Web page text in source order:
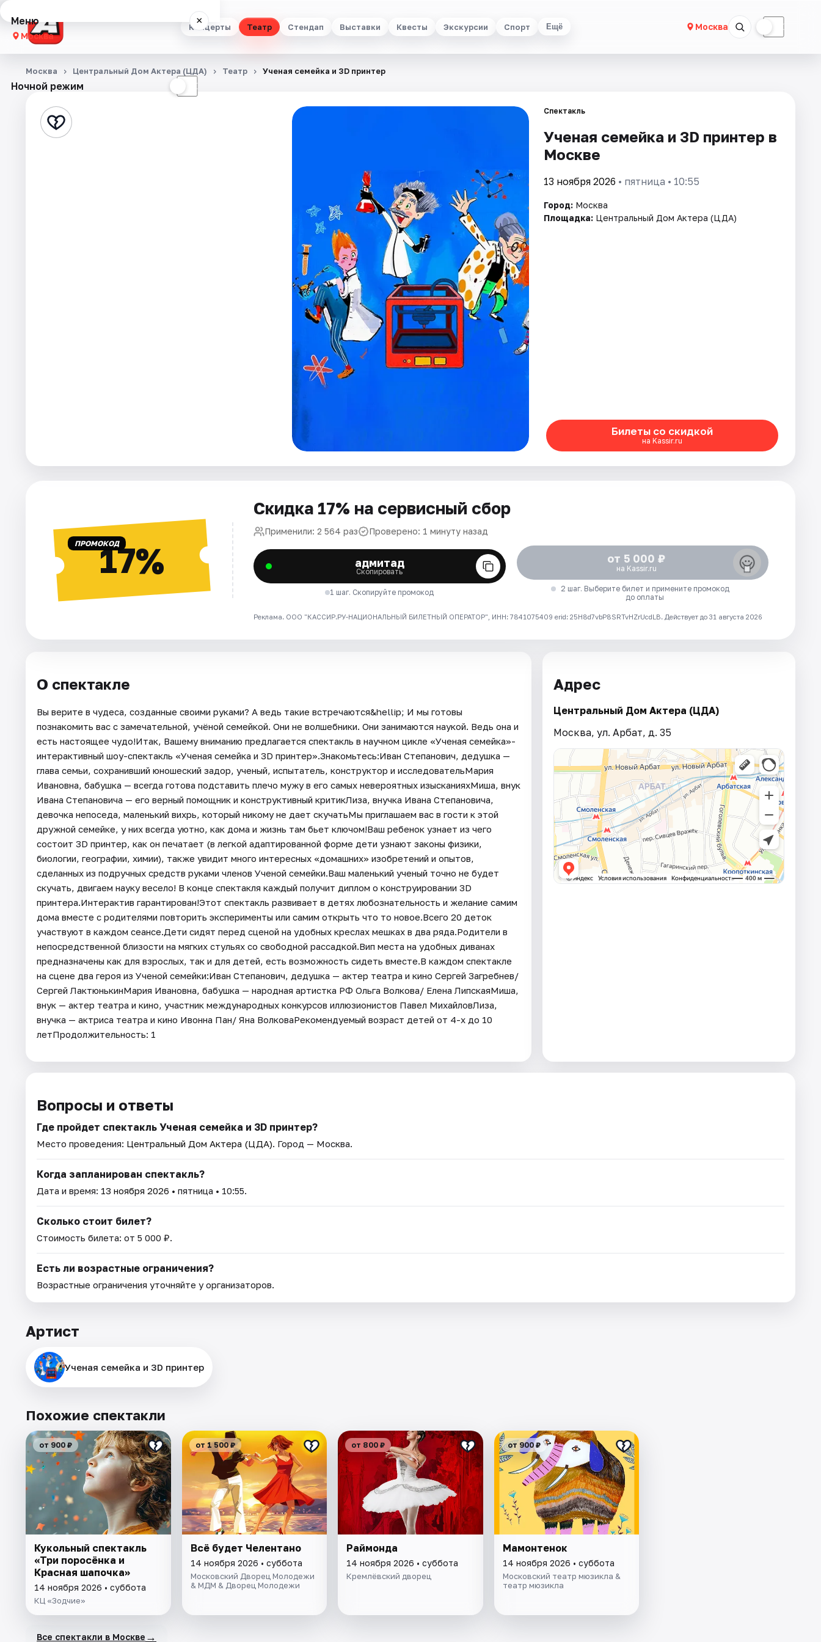
Концерты Театр Стендап Выставки Квесты Экскурсии Спорт Ещё Москва ☾
Меню ×
Москва
Концерты
Стендап
Ночной режим ☾
Москва Центральный Дом Актера (ЦДА) Театр Ученая семейка и 3D принтер
Спектакль
Ученая семейка и 3D принтер в
Москве
13 ноября 2026 • пятница • 10:55
Город: Москва
Площадка: Центральный Дом Актера (ЦДА)
Билеты со скидкой
на Kassir.ru
ПРОМОКОД17%
Скидка 17% на сервисный сбор
Применили: 2 564 раз Проверено: 1 минуту назад
адмитад
Скопировать
1 шаг. Скопируйте промокод
от 5 000 ₽
на Kassir.ru
2 шаг. Выберите билет и примените промокод
до оплаты
Реклама. ООО "КАССИР.РУ-НАЦИОНАЛЬНЫЙ БИЛЕТНЫЙ ОПЕРАТОР", ИНН: 7841075409 erid: 25H8d7vbP8SRTvHZrUcdLB. Действует до 31 августа 2026
О спектакле
Вы верите в чудеса, созданные своими руками? А ведь такие встречаются&hellip; И мы готовы
познакомить вас с замечательной, учёной семейкой. Они не волшебники. Они занимаются наукой. Ведь она и
есть настоящее чудо!Итак, Вашему вниманию предлагается спектакль в научном цикле «Ученая семейка»-
интерактивный шоу-спектакль «Ученая семейка и 3D принтер».Знакомьтесь:Иван Степанович, дедушка —
глава семьи, сохранивший юношеский задор, ученый, испытатель, конструктор и исследовательМария
Ивановна, бабушка — всегда готова подставить плечо мужу в его самых невероятных изысканияхМиша, внук
Ивана Степановича — его верный помощник и конструктивный критикЛиза, внучка Ивана Степановича,
девочка непоседа, маленький вихрь, который никому не дает скучатьМы приглашаем вас в гости к этой
дружной семейке, у них всегда уютно, как дома и жизнь там бьет ключом!Ваш ребенок узнает из чего
состоит 3D принтер, как он печатает (в легкой адаптированной форме дети узнают законы физики,
биологии, географии, химии), также увидит много интересных «домашних» изобретений и опытов,
сделанных из подручных средств руками членов Ученой семейки.Ваш маленький ученый точно не будет
скучать, двигаем науку весело! В конце спектакля каждый получит диплом о конструировании 3D
принтера.Интерактив гарантирован!Этот спектакль развивает в детях любознательность и желание самим
дома вместе с родителями повторить эксперименты или самим открыть что то новое.Всего 20 деток
участвуют в каждом сеансе.Дети сидят перед сценой на удобных креслах мешках в два ряда.Родители в
непосредственной близости на мягких стульях со свободной рассадкой.Вип места на удобных диванах
предназначены как для взрослых, так и для детей, есть возможность сидеть вместе.В каждом спектакле
на сцене два героя из Ученой семейки:Иван Степанович, дедушка — актер театра и кино Сергей Загребнев/
Сергей ЛактюнькинМария Ивановна, бабушка — народная артистка РФ Ольга Волкова/ Елена ЛипскаяМиша,
внук — актер театра и кино, участник международных конкурсов иллюзионистов Павел МихайловЛиза,
внучка — актриса театра и кино Ивонна Пан/ Яна ВолковаРекомендуемый возраст детей от 4-х до 10
летПродолжительность: 1
Адрес
Центральный Дом Актера (ЦДА)
Москва, ул. Арбат, д. 35
Вопросы и ответы
Где пройдет спектакль Ученая семейка и 3D принтер?
Место проведения: Центральный Дом Актера (ЦДА). Город — Москва.
Когда запланирован спектакль?
Дата и время: 13 ноября 2026 • пятница • 10:55.
Сколько стоит билет?
Стоимость билета: от 5 000 ₽.
Есть ли возрастные ограничения?
Возрастные ограничения уточняйте у организаторов.
Артист
Ученая семейка и 3D принтер
Похожие спектакли
от 900 ₽
Кукольный спектакль
«Три поросёнка и
Красная шапочка»
14 ноября 2026 • суббота
КЦ «Зодчие»
от 1 500 ₽
Всё будет Челентано
14 ноября 2026 • суббота
Московский Дворец Молодежи
& МДМ & Дворец Молодежи
от 800 ₽
Раймонда
14 ноября 2026 • суббота
Кремлёвский дворец
от 900 ₽
Мамонтенок
14 ноября 2026 • суббота
Московский театр мюзикла &
театр мюзикла
Все спектакли в Москве →